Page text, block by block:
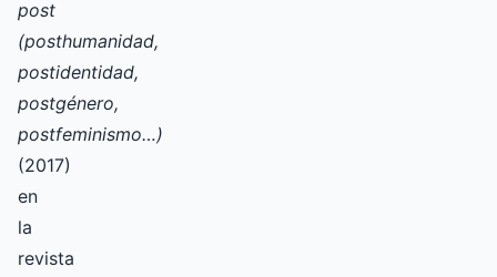
post
(posthumanidad,
postidentidad,
postgénero,
postfeminismo…)
(2017)
en
la
revista